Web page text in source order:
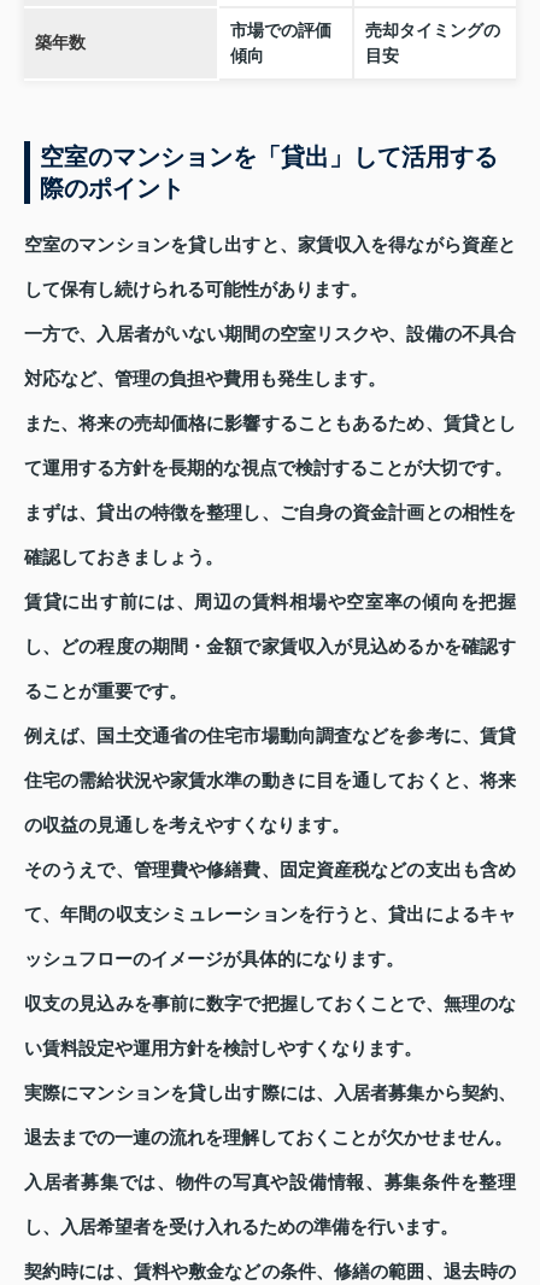
築年数
市場での評価
傾向
売却タイミングの
目安
空室のマンションを「貸出」して活用する
際のポイント
空室のマンションを貸し出すと、家賃収入を得ながら資産と
して保有し続けられる可能性があります。
一方で、入居者がいない期間の空室リスクや、設備の不具合
対応など、管理の負担や費用も発生します。
また、将来の売却価格に影響することもあるため、賃貸とし
て運用する方針を長期的な視点で検討することが大切です。
まずは、貸出の特徴を整理し、ご自身の資金計画との相性を
確認しておきましょう。
賃貸に出す前には、周辺の賃料相場や空室率の傾向を把握
し、どの程度の期間・金額で家賃収入が見込めるかを確認す
ることが重要です。
例えば、国土交通省の住宅市場動向調査などを参考に、賃貸
住宅の需給状況や家賃水準の動きに目を通しておくと、将来
の収益の見通しを考えやすくなります。
そのうえで、管理費や修繕費、固定資産税などの支出も含め
て、年間の収支シミュレーションを行うと、貸出によるキャ
ッシュフローのイメージが具体的になります。
収支の見込みを事前に数字で把握しておくことで、無理のな
い賃料設定や運用方針を検討しやすくなります。
実際にマンションを貸し出す際には、入居者募集から契約、
退去までの一連の流れを理解しておくことが欠かせません。
入居者募集では、物件の写真や設備情報、募集条件を整理
し、入居希望者を受け入れるための準備を行います。
契約時には、賃料や敷金などの条件、修繕の範囲、退去時の